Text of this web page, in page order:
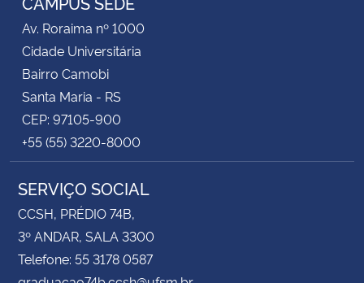
Av. Roraima nº 1000
Cidade Universitária
Bairro Camobi
Santa Maria - RS
CEP: 97105-900
+55 (55) 3220-8000
SERVIÇO SOCIAL
CCSH, PRÉDIO 74B,
3º ANDAR, SALA 3300
Telefone: 55 3178 0587